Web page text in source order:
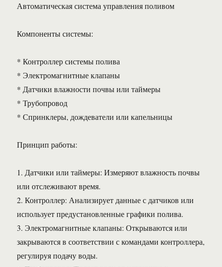
Автоматическая система управления поливом
Компоненты системы:
* Контроллер системы полива
* Электромагнитные клапаны
* Датчики влажности почвы или таймеры
* Трубопровод
* Спринклеры, дождеватели или капельницы
Принцип работы:
1. Датчики или таймеры: Измеряют влажность почвы
или отслеживают время.
2. Контроллер: Анализирует данные с датчиков или
использует предустановленные графики полива.
3. Электромагнитные клапаны: Открываются или
закрываются в соответствии с командами контроллера,
регулируя подачу воды.